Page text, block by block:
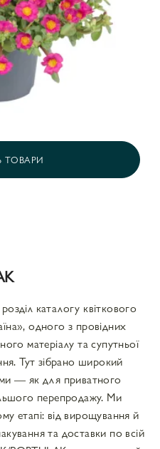
ТОВАРИ
каталогу квіткового
одного з провідних
матеріалу та супутньої
Тут зібрано широкий
— як для приватного
перепродажу. Ми
етапі: від вирощування й
та доставки по всій